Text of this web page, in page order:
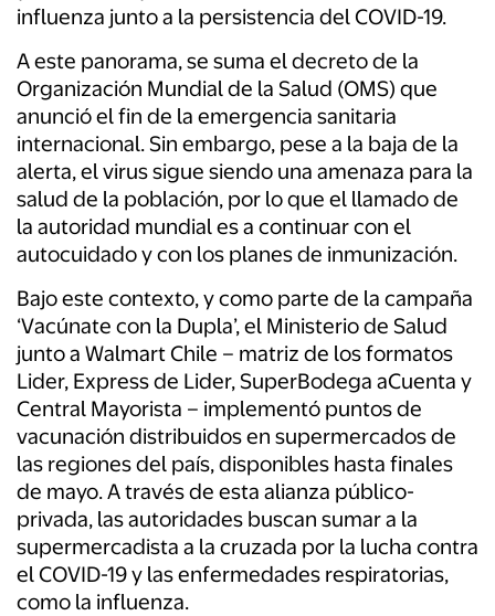
influenza junto a la persistencia del COVID-19.
A este panorama, se suma el decreto de la
Organización Mundial de la Salud (OMS) que
anunció el fin de la emergencia sanitaria
internacional. Sin embargo, pese a la baja de la
alerta, el virus sigue siendo una amenaza para la
salud de la población, por lo que el llamado de
la autoridad mundial es a continuar con el
autocuidado y con los planes de inmunización.
Bajo este contexto, y como parte de la campaña
‘Vacúnate con la Dupla’, el Ministerio de Salud
junto a Walmart Chile – matriz de los formatos
Lider, Express de Lider, SuperBodega aCuenta y
Central Mayorista – implementó puntos de
vacunación distribuidos en supermercados de
las regiones del país, disponibles hasta finales
de mayo. A través de esta alianza público-
privada, las autoridades buscan sumar a la
supermercadista a la cruzada por la lucha contra
el COVID-19 y las enfermedades respiratorias,
como la influenza.